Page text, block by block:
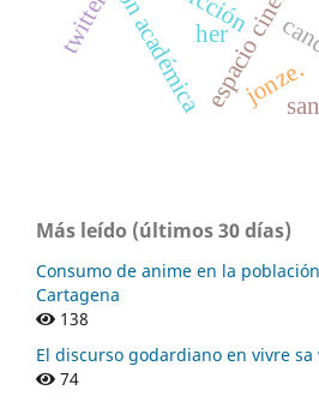
her
jonze.
twitter
Más leído (últimos 30 días)
Consumo de anime en la
Cartagena
138
El discurso godardiano en vivre sa
74